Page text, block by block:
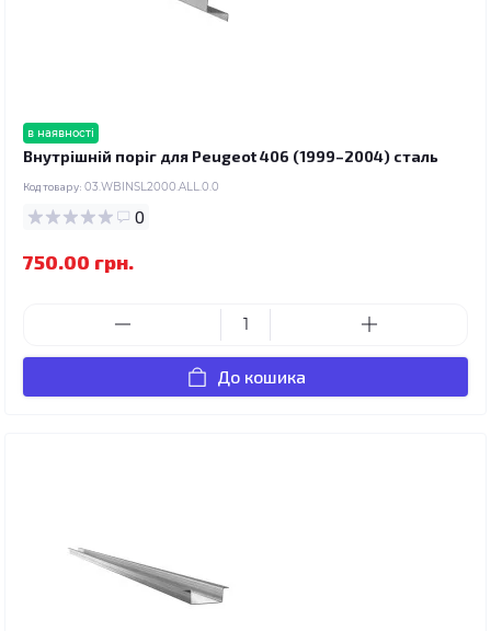
в наявності
Внутрішній поріг для Peugeot 406 (1999–2004) сталь
Код товару: 03.WBINSL2000.ALL.0.0
0
750.00 грн.
До кошика